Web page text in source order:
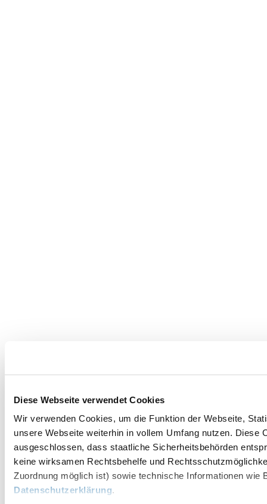
Diese Webseite verwendet Cookies
Wir verwenden Cookies, um die Funktion der Webseite,
unsere Webseite weiterhin in vollem Umfang nutzen.
ausgeschlossen, dass staatliche Sicherheitsbehörden
keine wirksamen Rechtsbehelfe und
Zuordnung möglich ist) sowie technische Informationen wie
Datenschutzerklärung.